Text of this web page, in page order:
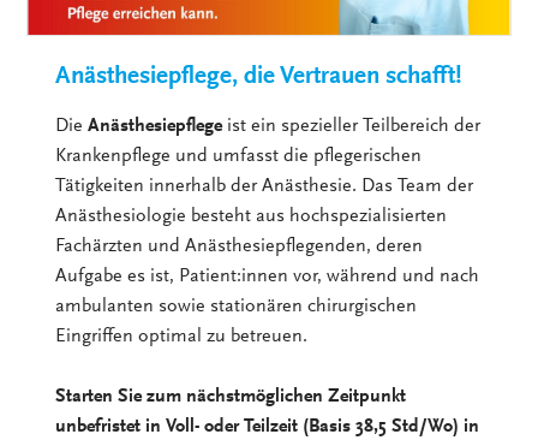
Anästhesiepflege, die Vertrauen schafft!
DieAnästhesiepflege ist ein spezieller Teilbereich der
Krankenpflege und umfasst die pflegerischen
Tätigkeiten innerhalb der Anästhesie. Das Team der
Anästhesiologie besteht aus hochspezialisierten
Fachärzten und Anästhesiepflegenden, deren
Aufgabe es ist, Patient:innen vor, während und nach
ambulanten sowie stationären chirurgischen
Eingriffen optimal zu betreuen.
Starten Sie zum nächstmöglichen Zeitpunkt
unbefristet in Voll- oder Teilzeit (Basis 38,5 Std/Wo) in